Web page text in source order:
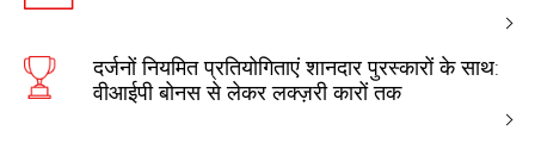
दर्जनों नियमित प्रतियोगिताएं शानदार पुरस्कारों के साथ:
वीआईपी बोनस से लेकर लक्ज़री कारों तक